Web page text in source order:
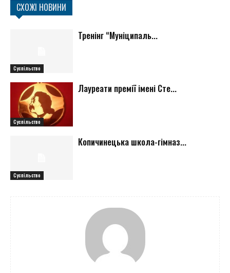
СХОЖІ НОВИНИ
Суспільство
Тренінг “Муніципаль...
Суспільство
Лауреати премії імені Сте...
Суспільство
Копичинецька школа-гімназ...